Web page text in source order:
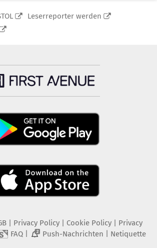
Leserreporter werden
Privacy Policy| Cookie Policy| Privacy
FAQ| 2 Push-Nachrichten Netiquette